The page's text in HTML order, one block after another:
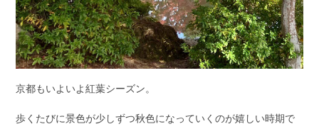
京都もいよいよ紅葉シーズン。
歩くたびに景色が少しずつ秋色になっていくのが嬉しい時期で